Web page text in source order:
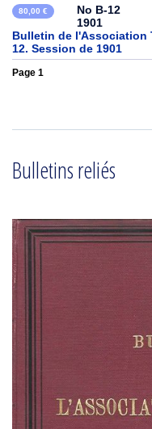
80,00 €
No B-12
1901
Bulletin de l'Association
12. Session de 1901
Page 1
Bulletins reliés